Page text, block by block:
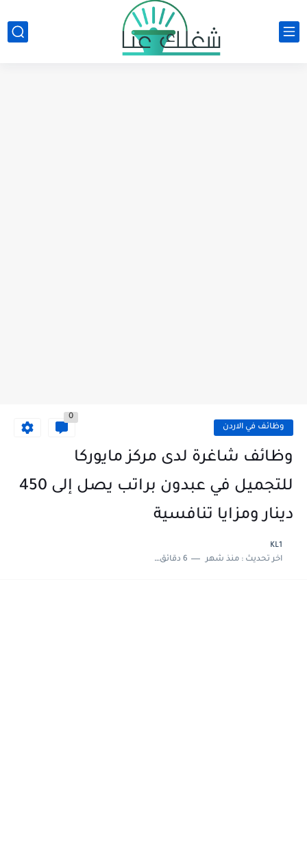
وظائف في الاردن
0
وظائف شاغرة لدى مركز مايوركا
للتجميل في عبدون براتب يصل إلى 450
دينار ومزايا تنافسية
KL1
اخر تحديث :منذ شهر 6 دقائق للقراءة